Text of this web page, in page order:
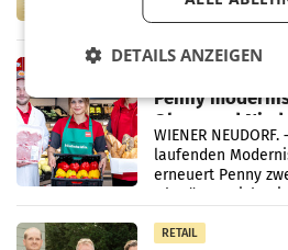
Handelskonzern
Müller-Filialen
Penny
Ober- und
WIENER
laufenden
erneuert Penny
Oberösterreich.
RETAIL
DETAILS ANZEIGEN